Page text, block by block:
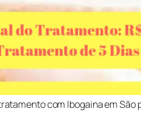
com Ibogaina em São